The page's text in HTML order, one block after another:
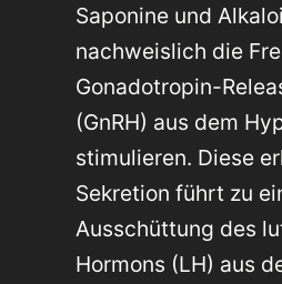
Saponine und
nachweislich die
Gonadotropin-
(GnRH) aus dem
stimulieren. Diese
Sekretion führt zu
Ausschüttung des
Hormons (LH) aus